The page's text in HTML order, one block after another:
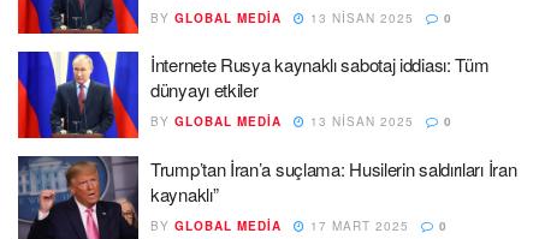
BY GLOBAL MEDIA 13 NISAN 2025 0
İnternete Rusya kaynaklı sabotaj iddiası: Tüm
dünyayı etkiler
BY GLOBAL MEDIA 13 NISAN 2025 0
Trump’tan İran’a suçlama: Husilerin saldırıları İran
kaynaklı”
BY GLOBAL MEDIA 17 MART 2025 0